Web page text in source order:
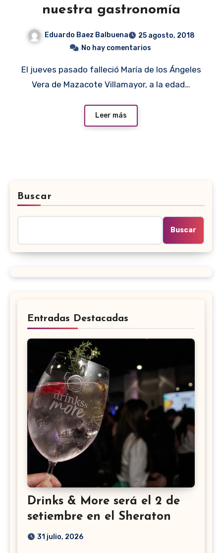
nuestra gastronomía
Eduardo Baez Balbuena
25 agosto, 2018
No hay comentarios
El jueves pasado falleció María de los Ángeles
Vera de Mazacote Villamayor, a la edad…
Leer más
Buscar
Buscar
Entradas Destacadas
Drinks & More será el 2 de
setiembre en el Sheraton
31 julio, 2026